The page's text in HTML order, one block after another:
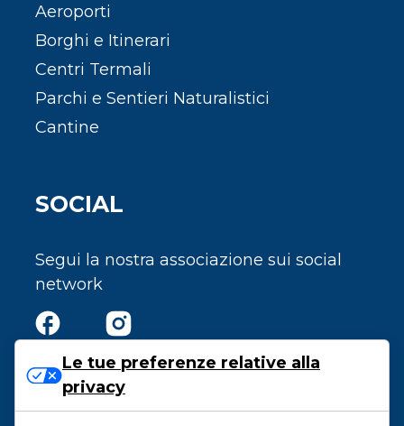
Aeroporti
Borghi e Itinerari
Centri Termali
Parchi e Sentieri Naturalistici
Cantine
SOCIAL
Segui la nostra associazione sui social
network
Privacy e Cookie Policy
Le tue preferenze relative alla
privacy